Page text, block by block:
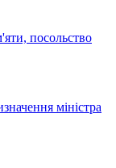
посольство
міністра